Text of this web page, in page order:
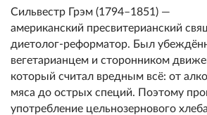
Сильвестр Грэм (1794–1851) —
американский пресвитерианский
диетолог-реформатор. Был
вегетарианцем и сторонником
который считал вредным всё: от
мяса до острых специй. Поэтому
употребление цельнозернового